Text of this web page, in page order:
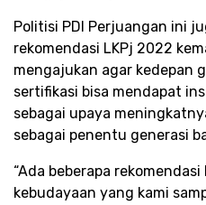
Politisi PDI Perjuangan ini
rekomendasi LKPj 2022
mengajukan agar kedepan
sertifikasi bisa mendapat
sebagai upaya
sebagai penentu generasi
“Ada beberapa rekomendasi
kebudayaan yang kami